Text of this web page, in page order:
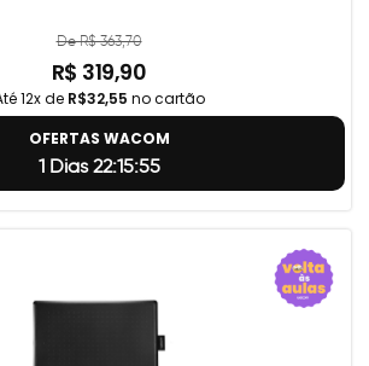
De R$ 363,70
R$ 319,90
12x de R$32,55 no cartão
OFERTAS WACOM
1 Dias 22:15:55